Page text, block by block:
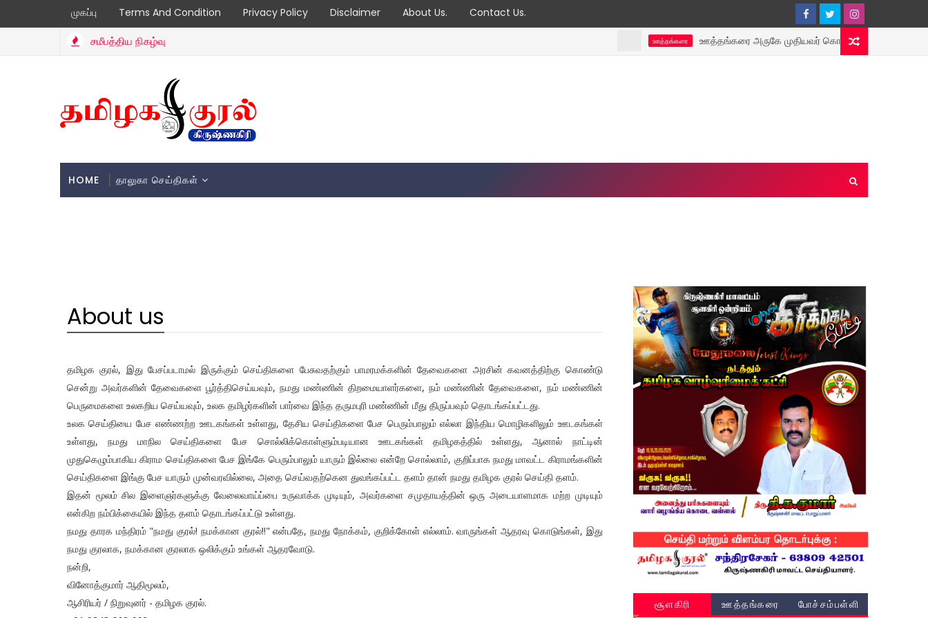
முகப்பு Terms And Condition Privacy Policy Disclaimer About Us. Contact Us.
சமீபத்திய நிகழ்வு ஊத்தங்கரை அருகே முதியவர் கொலை, மூதாட்டி பாலியல் பலாத்காரம்
HOME தாலுகா செய்திகள்
About us
தமிழக குரல், இது பேசப்படாமல் இருக்கும் செய்திகளை பேசுவதற்கும் பாமரமக்களின் தேவைகளை அரசின் கவனத்திற்கு கொண்டு
சென்று அவர்களின் தேவைகளை பூர்த்திசெய்யவும், நமது மண்ணின் திறமையாளர்களை, நம் மண்ணின் தேவைகளை, நம் மண்ணின்
பெருமைகளை உலகறிய செய்யவும், உலக தமிழர்களின் பார்வை இந்த தருமபுரி மண்ணின் மீது திருப்பவும் தொடங்கப்பட்டது.
உலக செய்தியை பேச எண்ணற்ற ஊடகங்கள் உள்ளது, தேசிய செய்திகளை பேச பெரும்பாலும் எல்லா இந்திய மொழிகளிலும் ஊடகங்கள்
உள்ளது, நமது மாநில செய்திகளை பேச சொல்லிக்கொள்ளும்படியான ஊடகங்கள் தமிழகத்தில் உள்ளது, ஆனால் நாட்டின்
முதுகெழும்பாகிய கிராம செய்திகளை பேச இங்கே பெரும்பாலும் யாரும் இல்லை என்றே சொல்லாம், குறிப்பாக நமது மாவட்ட கிராமங்களின்
செய்திகளை இங்கு பேச யாரும் முன்வரவில்லை, அதை செய்வதற்கென துவங்கப்பட்ட தளம் தான் நமது தமிழக குரல் செய்தி தளம்.
இதன் மூலம் சில இளைஞர்களுக்கு வேலைவாய்ப்பை உருவாக்க முடியும், அவர்களை சமுதாயத்தின் ஒரு அடையாளமாக மற்ற முடியும்
என்கிற நம்பிக்கையில் இந்த தளம் தொடங்கப்பட்டு உள்ளது.
நமது தாரக மந்திரம் "நமது குரல்! நமக்கான குரல்!!" என்பதே, நமது நோக்கம், குறிக்கோள் எல்லாம். வாருங்கள் ஆதரவு கொடுங்கள், இது
நமது குரலாக, நமக்கான குரலாக ஒலிக்கும் உங்கள் ஆதரவோடு.
நன்றி,
வினோத்குமார் ஆதிமூலம்,
ஆசிரியர் / நிறுவுனர் - தமிழக குரல்.
சூளகிரி ஊத்தங்கரை போச்சம்பள்ளி